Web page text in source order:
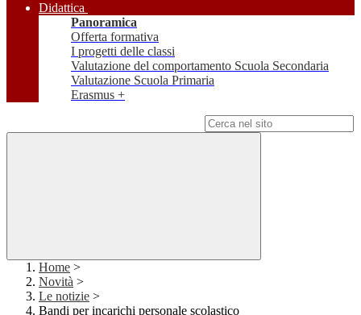
Didattica
Panoramica
Offerta formativa
I progetti delle classi
Valutazione del comportamento Scuola Secondaria
Valutazione Scuola Primaria
Erasmus +
Home >
Novità >
Le notizie >
Bandi per incarichi personale scolastico